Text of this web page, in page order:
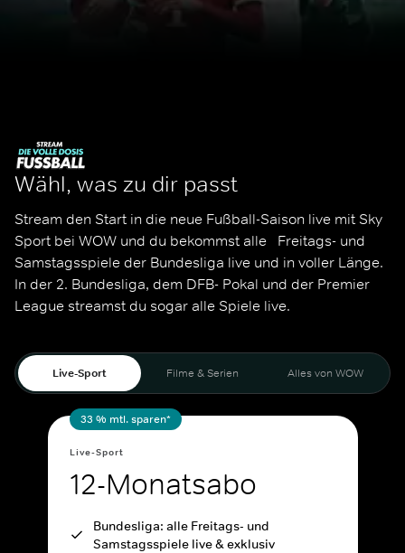
Wähl, was zu dir passt
Stream den Start in die neue Fußball-Saison live mit Sky
Sport bei WOW und du bekommst alle   Freitags- und
Samstagsspiele der Bundesliga live und in voller Länge.
In der 2. Bundesliga, dem DFB- Pokal und der Premier
League streamst du sogar alle Spiele live.
Live-Sport Filme & Serien Alles von WOW
33 % mtl. sparen*
Live-Sport
12-Monatsabo
Bundesliga: alle Freitags- und
Samstagsspiele live & exklusiv